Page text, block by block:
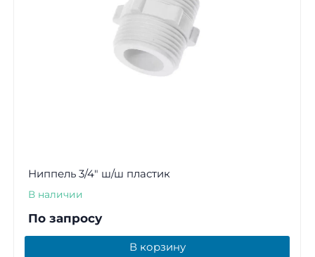
Ниппель 3/4" ш/ш пластик
В наличии
По запросу
В корзину